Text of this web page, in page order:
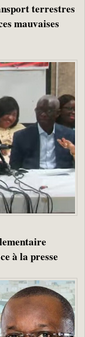
terrestres
mauvaises
à la presse